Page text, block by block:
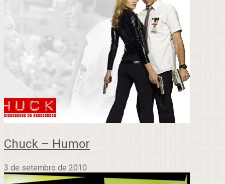
Chuck – Humor
3 de setembro de 2010